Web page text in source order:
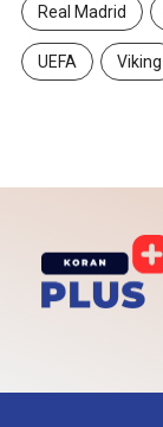
Real Madrid
UEFA Viking